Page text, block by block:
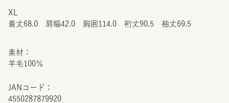
JANコード：
4550287879920
XL
着丈68.0 肩幅42.0 胸囲114.0 裄丈90.5 袖丈69.5
素材：
羊毛100％